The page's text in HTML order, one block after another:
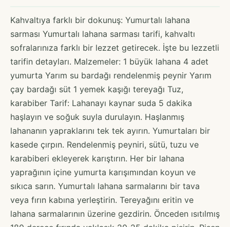
Kahvaltıya farklı bir dokunuş: Yumurtalı lahana
sarması Yumurtalı lahana sarması tarifi, kahvaltı
sofralarınıza farklı bir lezzet getirecek. İşte bu lezzetli
tarifin detayları. Malzemeler: 1 büyük lahana 4 adet
yumurta Yarım su bardağı rendelenmiş peynir Yarım
çay bardağı süt 1 yemek kaşığı tereyağı Tuz,
karabiber Tarif: Lahanayı kaynar suda 5 dakika
haşlayın ve soğuk suyla durulayın. Haşlanmış
lahananın yapraklarını tek tek ayırın. Yumurtaları bir
kasede çırpın. Rendelenmiş peyniri, sütü, tuzu ve
karabiberi ekleyerek karıştırın. Her bir lahana
yaprağının içine yumurta karışımından koyun ve
sıkıca sarın. Yumurtalı lahana sarmalarını bir tava
veya fırın kabına yerleştirin. Tereyağını eritin ve
lahana sarmalarının üzerine gezdirin. Önceden ısıtılmış